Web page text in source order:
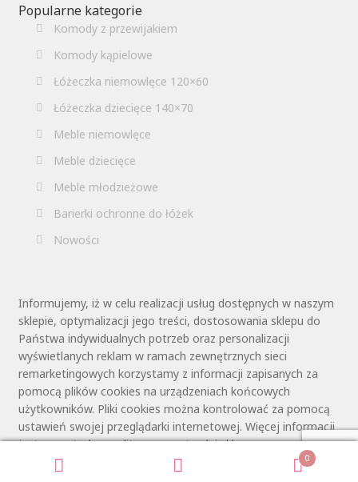
Popularne kategorie
Komody z przewijakiem
Komody kąpielowe
Łóżeczka niemowlęce 120×60
Łóżeczka dziecięce 140×70
Meble niemowlęce
Meble dziecięce
Meble młodzieżowe
Barierki ochronne do łóżek
Nowości
Informujemy, iż w celu realizacji usług dostępnych w naszym
sklepie, optymalizacji jego treści, dostosowania sklepu do
Państwa indywidualnych potrzeb oraz personalizacji
wyświetlanych reklam w ramach zewnętrznych sieci
remarketingowych korzystamy z informacji zapisanych za
pomocą plików cookies na urządzeniach końcowych
użytkowników. Pliki cookies można kontrolować za pomocą
ustawień swojej przeglądarki internetowej. Więcej informacji
jest zawartych w polityce prywatności sklepu.
0